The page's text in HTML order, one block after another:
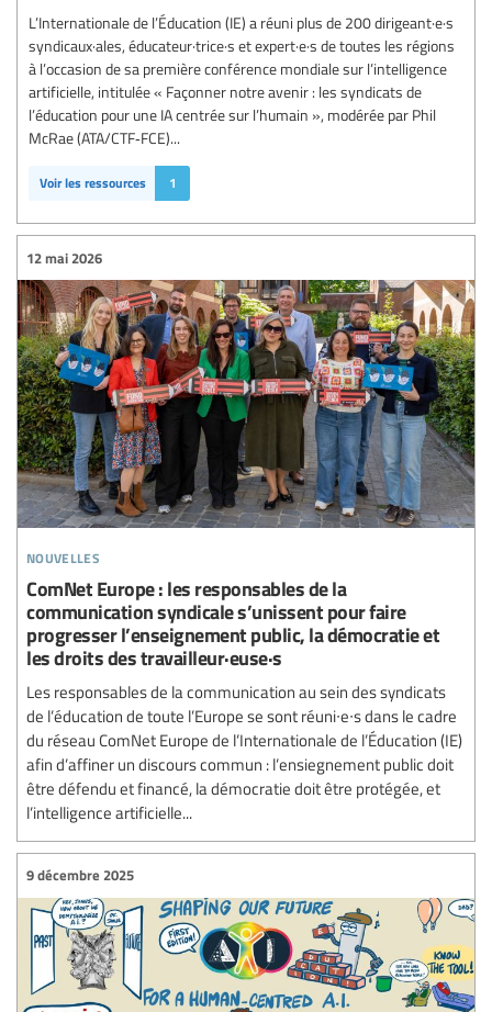
L’Internationale de l’Éducation (IE) a réuni plus de 200 dirigeant·e·s
syndicaux·ales, éducateur·trice·s et expert·e·s de toutes les régions
à l’occasion de sa première conférence mondiale sur l’intelligence
artificielle, intitulée « Façonner notre avenir : les syndicats de
l’éducation pour une IA centrée sur l’humain », modérée par Phil
McRae (ATA/CTF‑FCE)...
Voir les ressources 1
nouvelles
12 mai 2026
ComNet Europe : les responsables de la
communication syndicale s’unissent pour faire
progresser l’enseignement public, la démocratie et
les droits des travailleur·euse·s
Les responsables de la communication au sein des syndicats
de l’éducation de toute l’Europe se sont réuni∙e∙s dans le cadre
du réseau ComNet Europe de l’Internationale de l’Éducation (IE)
afin d’affiner un discours commun : l’ensiegnement public doit
être défendu et financé, la démocratie doit être protégée, et
l’intelligence artificielle...
9 décembre 2025